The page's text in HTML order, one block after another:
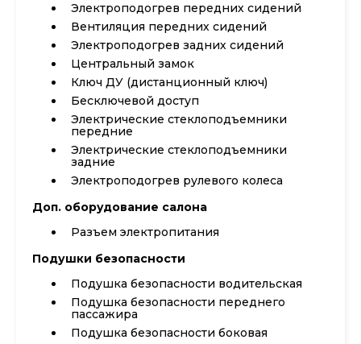
Электроподогрев передних сидений
Вентиляция передних сидений
Электроподогрев задних сидений
Центральный замок
Ключ ДУ (дистанционный ключ)
Бесключевой доступ
Электрические стеклоподъемники
передние
Электрические стеклоподъемники
задние
Электроподогрев рулевого колеса
Доп. оборудование салона
Разъем электропитания
Подушки безопасности
Подушка безопасности водительская
Подушка безопасности переднего
пассажира
Подушка безопасности боковая